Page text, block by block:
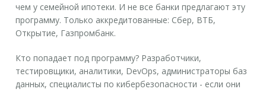
чем у семейной ипотеки. И не все банки предлагают эту
программу. Только аккредитованные: Сбер, ВТБ,
Открытие, Газпромбанк.
Кто попадает под программу? Разработчики,
тестировщики, аналитики, DevOps, администраторы баз
данных, специалисты по кибербезопасности - если они